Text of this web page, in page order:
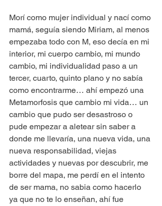
Morí como mujer individual y nací como
mamá, seguía siendo Miriam, al menos
empezaba todo con M, eso decía en mi
interior, mi cuerpo cambio, mi mundo
cambio, mi individualidad paso a un
tercer, cuarto, quinto plano y no sabía
como encontrarme… ahí empezó una
Metamorfosis que cambio mi vida… un
cambio que pudo ser desastroso o
pude empezar a aletear sin saber a
donde me llevaría, una nueva vida, una
nueva responsabilidad, viejas
actividades y nuevas por descubrir, me
borre del mapa, me perdí en el intento
de ser mama, no sabia como hacerlo
ya que no te lo enseñan, ahí fue